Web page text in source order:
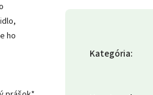
ho
Kategória: